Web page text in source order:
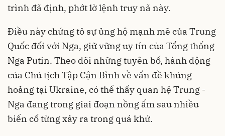
trình đã định, phớt lờ lệnh truy nã này.
Điều này chứng tỏ sự ủng hộ mạnh mẽ của Trung
Quốc đối với Nga, giữ vững uy tín của Tổng thống
Nga Putin. Theo dõi những tuyên bố, hành động
của Chủ tịch Tập Cận Bình về vấn đề khủng
hoảng tại Ukraine, có thể thấy quan hệ Trung -
Nga đang trong giai đoạn nồng ấm sau nhiều
biến cố từng xảy ra trong quá khứ.